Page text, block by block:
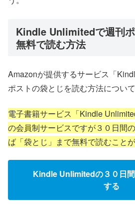
Kindle Unlimitedで週刊
無料で読む方法
Amazonが提供するサービス「
ポストの袋とじを読む方法について
電子書籍サービス「Kindle
の会員制サービスですが３０日間
ば「袋とじ」まで無料で読むこと
Kindle Unlimitedの３０日
する